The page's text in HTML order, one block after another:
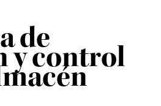
de
y control